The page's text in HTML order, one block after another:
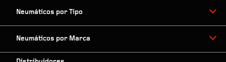
Neumáticos por Tipo
Neumáticos por Marca